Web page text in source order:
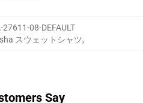
27611-08-DEFAULT
スウェットシャツ,
Say